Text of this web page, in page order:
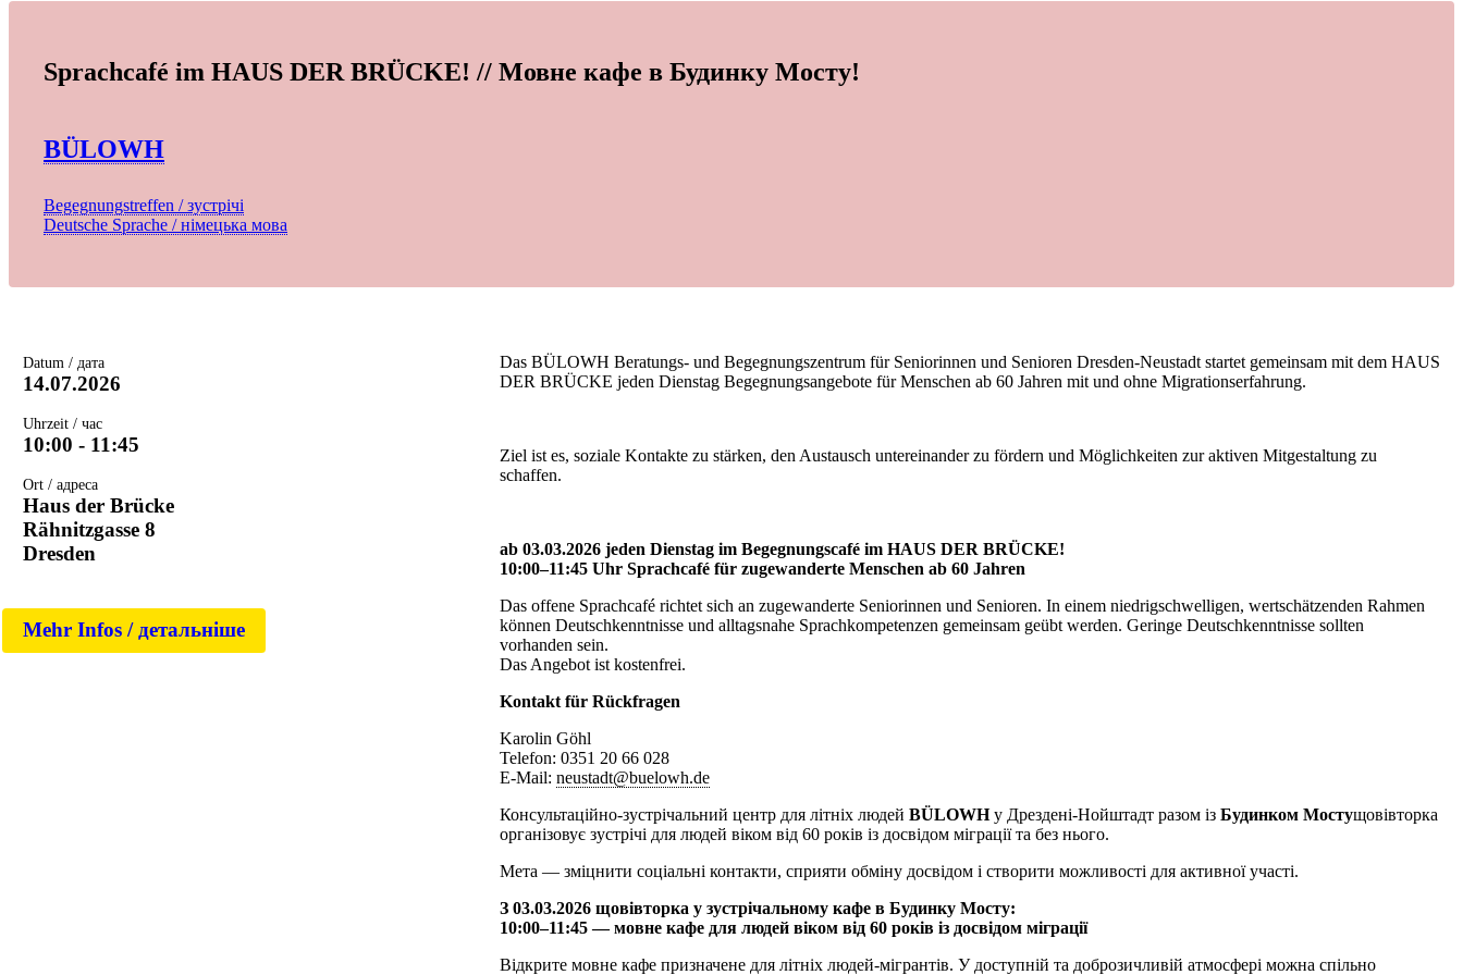
Sprachcafé im HAUS DER BRÜCKE! // Мовне кафе в Будинку Мосту!
BÜLOWH
Begegnungstreffen / зустрічі
Deutsche Sprache / німецька мова
Datum / дата
14.07.2026
Uhrzeit / час
10:00 - 11:45
Ort / адреса
Haus der Brücke
Rähnitzgasse 8
Dresden
Mehr Infos / детальніше
Das BÜLOWH Beratungs- und Begegnungszentrum für Seniorinnen und Senioren Dresden-Neustadt startet gemeinsam mit dem HAUS
DER BRÜCKE jeden Dienstag Begegnungsangebote für Menschen ab 60 Jahren mit und ohne Migrationserfahrung.
Ziel ist es, soziale Kontakte zu stärken, den Austausch untereinander zu fördern und Möglichkeiten zur aktiven Mitgestaltung zu
schaffen.
ab 03.03.2026 jeden Dienstag im Begegnungscafé im HAUS DER BRÜCKE!
10:00–11:45 Uhr Sprachcafé für zugewanderte Menschen ab 60 Jahren
Das offene Sprachcafé richtet sich an zugewanderte Seniorinnen und Senioren. In einem niedrigschwelligen, wertschätzenden Rahmen
können Deutschkenntnisse und alltagsnahe Sprachkompetenzen gemeinsam geübt werden. Geringe Deutschkenntnisse sollten
vorhanden sein.
Das Angebot ist kostenfrei.
Kontakt für Rückfragen
Karolin Göhl
Telefon: 0351 20 66 028
E-Mail: neustadt@buelowh.de
Консультаційно-зустрічальний центр для літніх людей BÜLOWHу Дрездені-Нойштадт разом із Будинком Мостущовівторка
організовує зустрічі для людей віком від 60 років із досвідом міграції та без нього.
Мета — зміцнити соціальні контакти, сприяти обміну досвідом і створити можливості для активної участі.
З 03.03.2026 щовівторка у зустрічальному кафе в Будинку Мосту:
10:00–11:45 — мовне кафе для людей віком від 60 років із досвідом міграції
Відкрите мовне кафе призначене для літніх людей-мігрантів. У доступній та доброзичливій атмосфері можна спільно